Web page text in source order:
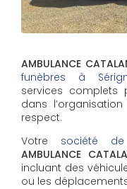
AMBULANCE
funèbres à
services complets
dans
respect.
Votre société
AMBULANCE
incluant des
ou les